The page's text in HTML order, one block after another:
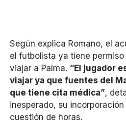
Según explica Romano, el
el futbolista ya tiene
viajar a Palma. “El jugador
viajar ya que fuentes del
que tiene cita médica”,
inesperado, su
cuestión de horas.